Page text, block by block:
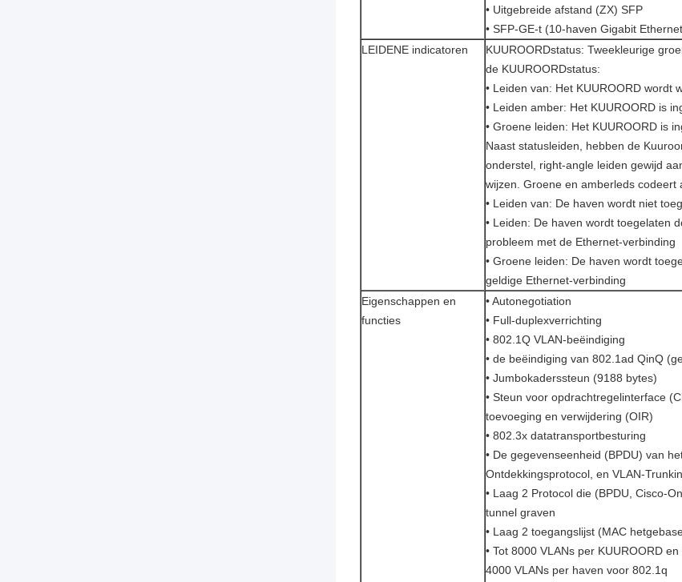
• Uitgebreide afstand (ZX) SFP
• SFP-GE-t (10-haven Gigabit
LEIDENE indicatoren
KUUROORDstatus: Tweekleurige
de KUUROORDstatus:
• Leiden van: Het KUUROORD wordt
• Leiden amber: Het KUUROORD is
• Groene leiden: Het KUUROORD is
Naast statusleiden, hebben de
onderstel, right-angle leiden gewijd
wijzen. Groene en amberleds codeert
• Leiden van: De haven wordt niet
• Leiden: De haven wordt toegelaten
probleem met de Ethernet-verbinding
• Groene leiden: De haven wordt
geldige Ethernet-verbinding
Eigenschappen en
functies
• Autonegotiation
• Full-duplexverrichting
• 802.1Q VLAN-beëindiging
• de beëindiging van 802.1ad QinQ
• Jumbokaderssteun (9188 bytes)
• Steun voor opdrachtregelinterface
toevoeging en verwijdering (OIR)
• 802.3x datatransportbesturing
• De gegevenseenheid (BPDU) van
Ontdekkingsprotocol, en VLAN-
• Laag 2 Protocol die (BPDU, Cisco-
tunnel graven
• Laag 2 toegangslijst (MAC
• Tot 8000 VLANs per KUUROORD
4000 VLANs per haven voor 802.1q